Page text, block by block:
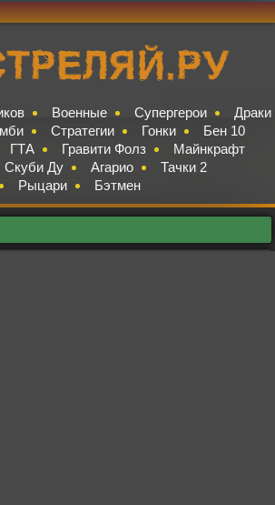
Военные Супергерои
Драки
Стратегии Гонки
Бен 10
ГТА Гравити Фолз
Майнкрафт
Скуби Ду Агарио
Тачки 2
Рыцари Бэтмен